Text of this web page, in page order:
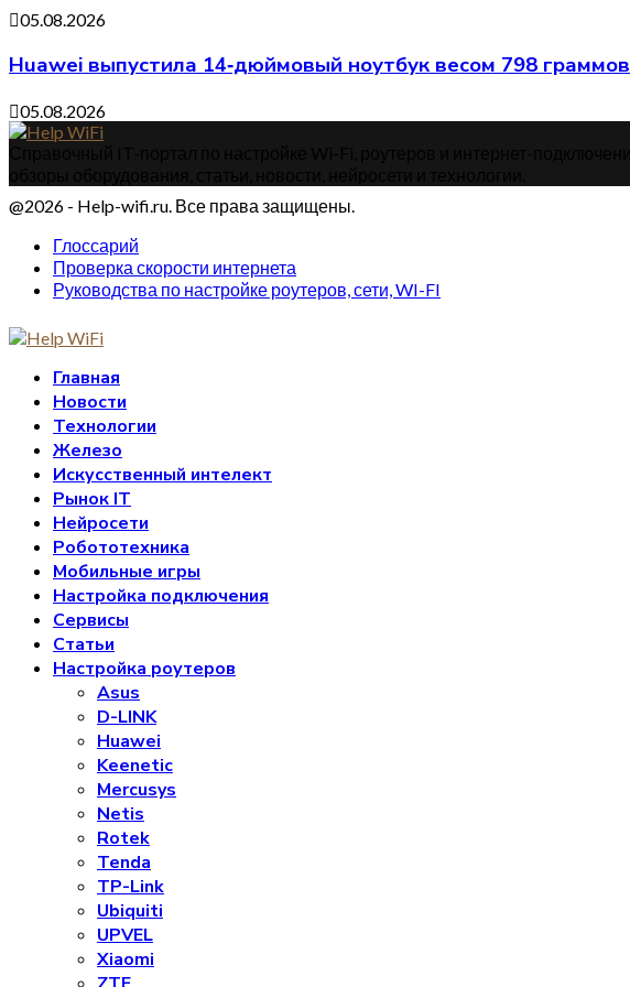
05.08.2026
Huawei выпустила 14‑дюймовый ноутбук весом 798 граммов
05.08.2026
@2026 - Help-wifi.ru. Все права защищены.
Глоссарий
Проверка скорости интернета
Руководства по настройке роутеров, сети, WI-FI
Главная
Новости
Технологии
Железо
Искусственный интелект
Рынок IT
Нейросети
Робототехника
Мобильные игры
Настройка подключения
Сервисы
Статьи
Настройка роутеров
Asus
D-LINK
Huawei
Keenetic
Mercusys
Netis
Rotek
Tenda
TP-Link
Ubiquiti
UPVEL
Xiaomi